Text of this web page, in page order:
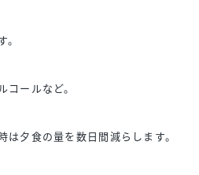
ールなど。
夕食の量を数日間減らします。